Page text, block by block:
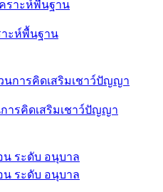
ะห์พื้นฐาน
ารคิดเสริมเชาว์ปัญญา